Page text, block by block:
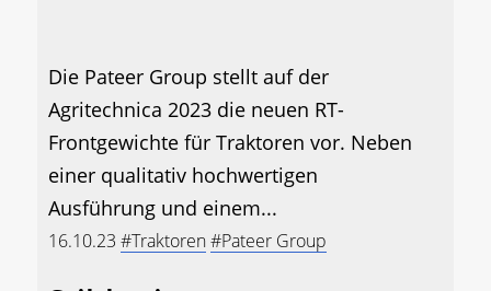
Die Pateer Group stellt auf der
Agritechnica 2023 die neuen RT-
Frontgewichte für Traktoren vor. Neben
einer qualitativ hochwertigen
Ausführung und einem...
16.10.23 #Traktoren#Pateer Group